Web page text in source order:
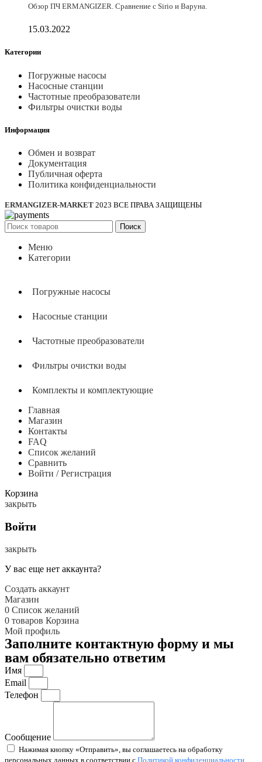
Обзор ПЧ ERMANGIZER. Сравнение с Sirio и Варуна.
15.03.2022
Категории
Погружные насосы
Насосные станции
Частотные преобразователи
Фильтры очистки воды
Информация
Обмен и возврат
Документация
Публичная оферта
Политика конфиденциальности
ERMANGIZER-MARKET 2023 ВСЕ ПРАВА ЗАЩИЩЕНЫ
Поиск
Меню
Категории
Погружные насосы
Насосные станции
Частотные преобразователи
Фильтры очистки воды
Комплекты и комплектующие
Главная
Магазин
Контакты
FAQ
Список желаний
Сравнить
Войти / Регистрация
Корзина
закрыть
Войти
закрыть
У вас еще нет аккаунта?
Создать аккаунт
Магазин
0 Список желаний
0 товаров Корзина
Мой профиль
Заполните контактную форму и мы
вам обязательно ответим
Имя
Email
Телефон
Сообщение
Нажимая кнопку «Отправить», вы соглашаетесь на обработку
персональных данных в соответствии с Политикой конфиденциальности.